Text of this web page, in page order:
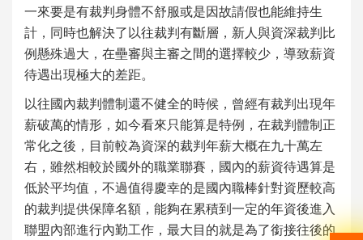
一來要是有裁判身體不舒服或是因故請假也能維持生
計，同時也解決了以往裁判有斷層，新人與資深裁判比
例懸殊過大，在壘審與主審之間的選擇較少，導致薪資
待遇出現極大的差距。
以往國內裁判體制還不健全的時候，曾經有裁判出現年
薪破萬的情形，如今看來只能算是特例，在裁判體制正
常化之後，目前較為資深的裁判年薪大概在九十萬左
右，雖然相較於國外的職業聯賽，國內的薪資待遇算是
低於平均值，不過值得慶幸的是國內職棒針對資歷較高
的裁判提供保障名額，能夠在累積到一定的年資後進入
聯盟內部進行內勤工作，最大目的就是為了銜接往後的